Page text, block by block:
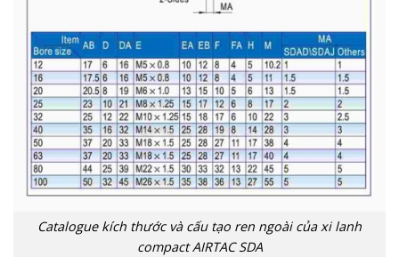
Catalogue kích thước và cấu tạo ren ngoài của xi lanh
compact AIRTAC SDA